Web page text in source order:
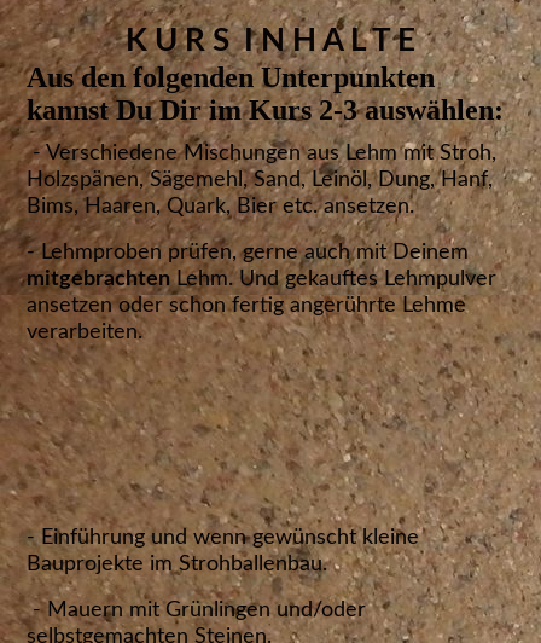
K U R S I N H A L T E
Aus den folgenden Unterpunkten
kannst Du Dir im Kurs 2-3 auswählen:
- Verschiedene Mischungen aus Lehm mit Stroh,
Holzspänen, Sägemehl, Sand, Leinöl, Dung, Hanf,
Bims, Haaren, Quark, Bier etc. ansetzen.
- Lehmproben prüfen, gerne auch mit Deinem
mitgebrachtenLehm. Und gekauftes Lehmpulver
ansetzen oder schon fertig angerührte Lehme
verarbeiten.
- Einführung und wenn gewünscht kleine
Bauprojekte im Strohballenbau.
- Mauern mit Grünlingen und/oder
selbstgemachten Steinen.